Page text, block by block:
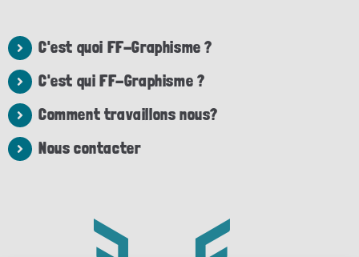
C'est quoi FF-Graphisme ?
C'est qui FF-Graphisme ?
Comment travaillons nous?
Nous contacter